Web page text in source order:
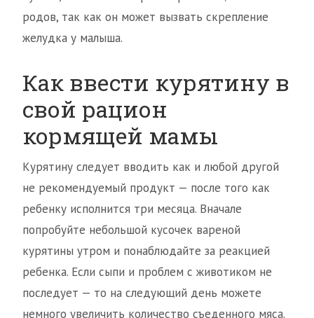
родов, так как он может вызвать скрепление
желудка у малыша.
Как ввести курятину в
свой рацион
кормящей мамы
Курятину следует вводить как и любой другой
не рекомендуемый продукт — после того как
ребенку исполнится три месяца. Вначале
попробуйте небольшой кусочек вареной
курятины утром и понаблюдайте за реакцией
ребенка. Если сыпи и проблем с животиком не
последует — то на следующий день можете
немного увеличить количество съеденного мяса.